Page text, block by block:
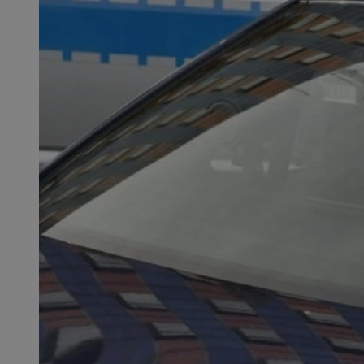
SessID
MvSessID
msToken
CookieScriptConsent